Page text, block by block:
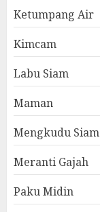
Ketumpang Air
Kimcam
Labu Siam
Maman
Mengkudu Siam
Meranti Gajah
Paku Midin